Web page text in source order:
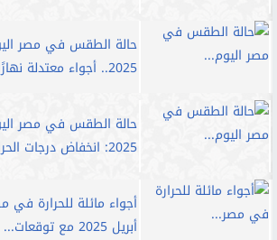
2025.. أجواء معتدلة نهارًا...
2025: انخفاض درجات الحرارة...
أبريل 2025 مع توقعات...